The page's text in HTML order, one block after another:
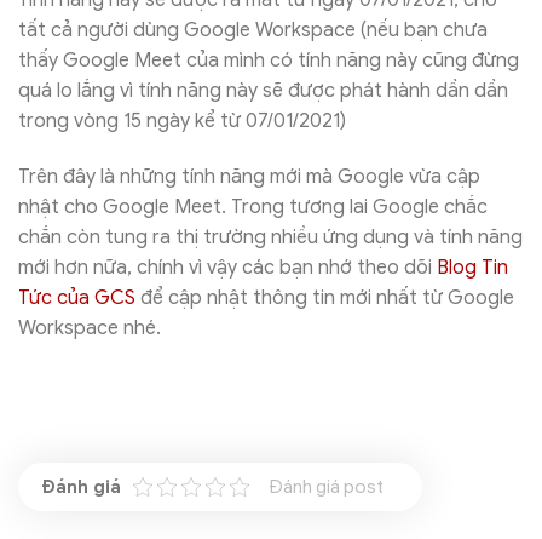
tất cả người dùng Google Workspace (nếu bạn chưa
thấy Google Meet của mình có tính năng này cũng đừng
quá lo lắng vì tính năng này sẽ được phát hành dần dần
trong vòng 15 ngày kể từ 07/01/2021)
Trên đây là những tính năng mới mà Google vừa cập
nhật cho Google Meet. Trong tương lai Google chắc
chắn còn tung ra thị trường nhiều ứng dụng và tính năng
mới hơn nữa, chính vì vậy các bạn nhớ theo dõi Blog Tin
Tức của GCS để cập nhật thông tin mới nhất từ Google
Workspace nhé.
Đánh giá post